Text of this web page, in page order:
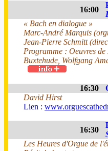
16:00
« Bach en dialogue »
Marc-André Marquis
Jean-Pierre Schmitt
Programme : Oeuvres
Buxtehude, Wolfgang
16:30
David Hirst
Lien :
16:30
Les Heures d'Orgue de